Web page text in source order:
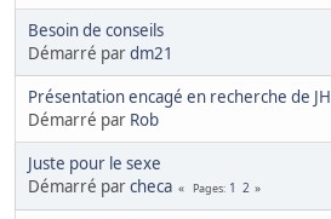
Besoin de conseils
Démarré pardm21
Présentation encagé en recherche de JH
Démarré par Rob
Juste pour le sexe
Démarré parcheca Pages 1 2